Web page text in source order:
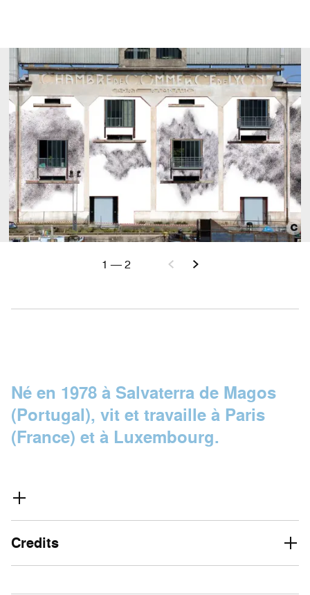
1 —2
Né en 1978 à Salvaterra de Magos
(Portugal), vit et travaille à Paris
(France) et à Luxembourg.
Credits